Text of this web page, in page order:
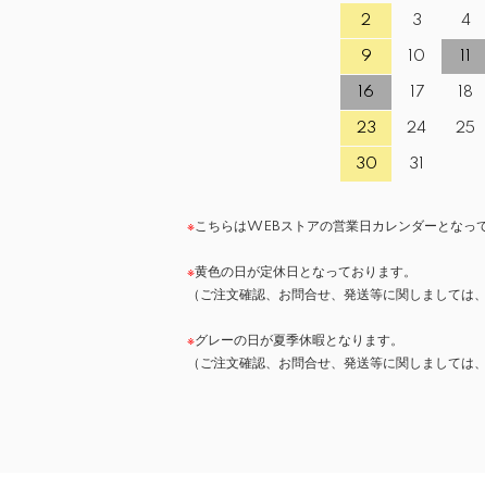
2 3 4
9 10
16 17 18
23 24 25
30 31
※こちらはWEBストアの営業日カレンダーとなっ
※黄色の日が定休日となっております。
（ご注文確認、お問合せ、発送等に関しましては
※グレーの日が夏季休暇となります。
（ご注文確認、お問合せ、発送等に関しましては